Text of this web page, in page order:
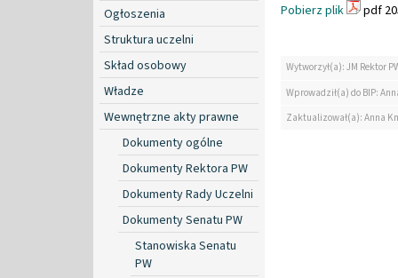
Ogłoszenia
Struktura uczelni
Skład osobowy
Władze
Wewnętrzne akty prawne
Dokumenty ogólne
Dokumenty Rektora PW
Dokumenty Rady Uczelni
Dokumenty Senatu PW
Stanowiska Senatu
PW
Pobierz plik
pdf
Wytworzył(a): JM Rektor
Wprowadził(a) do BIP:
Zaktualizował(a): Anna